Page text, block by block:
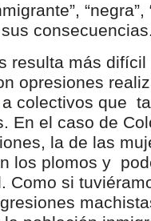
“negra”,
resulta más
opresiones
colectivos que
En el caso de
la de las
los plomos y
Como si